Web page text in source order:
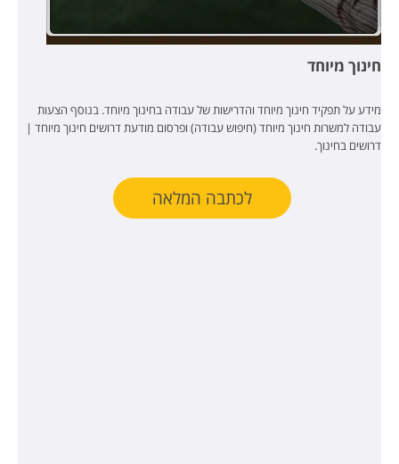
חינוך מיוחד
מידע על תפקיד חינוך מיוחד והדרישות של עבודה בחינוך מיוחד. בנוסף הצעות
עבודה למשרות חינוך מיוחד (חיפוש עבודה) ופרסום מודעת דרושים חינוך מיוחד |
דרושים בחינוך.
לכתבה המלאה